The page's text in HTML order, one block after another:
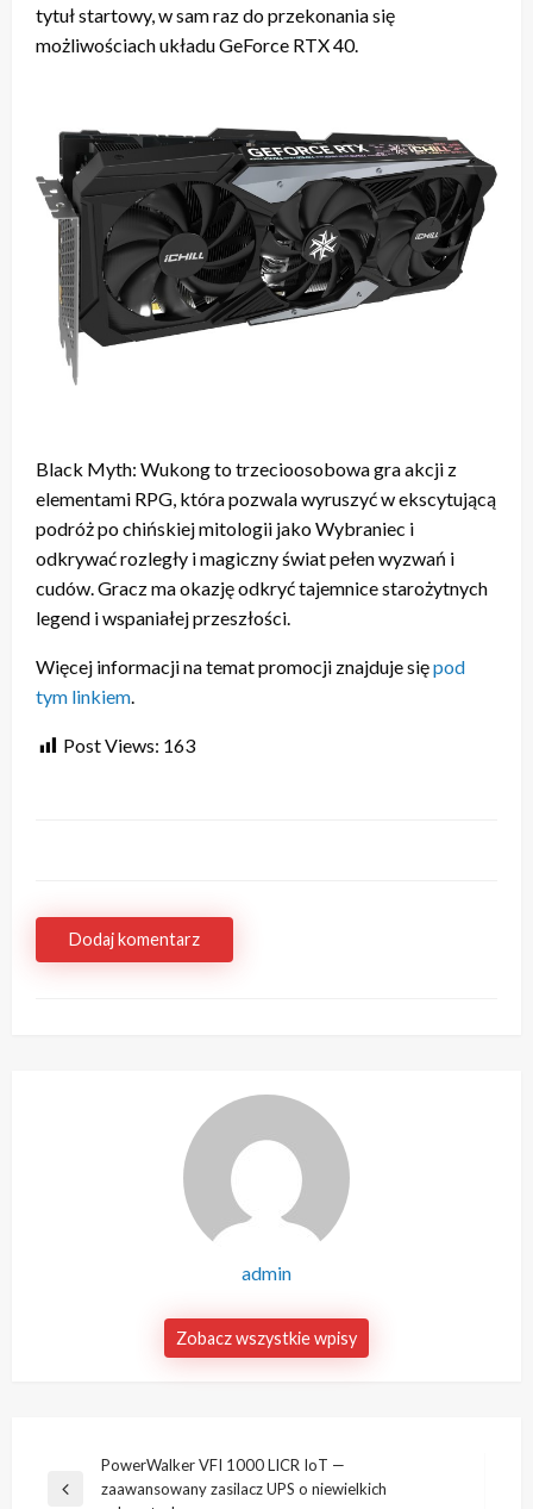
tytuł startowy, w sam raz do przekonania się
możliwościach układu GeForce RTX 40.
Black Myth: Wukong to trzecioosobowa gra akcji z
elementami RPG, która pozwala wyruszyć w ekscytującą
podróż po chińskiej mitologii jako Wybraniec i
odkrywać rozległy i magiczny świat pełen wyzwań i
cudów. Gracz ma okazję odkryć tajemnice starożytnych
legend i wspaniałej przeszłości.
Więcej informacji na temat promocji znajduje siępod
tym linkiem
Post Views: 163
Dodaj komentarz
admin
Zobacz wszystkie wpisy
Nawigacja
wpisu
Poprzedni
PowerWalker VFI 1000 LICR IoT —
zaawansowany zasilacz UPS o niewielkich